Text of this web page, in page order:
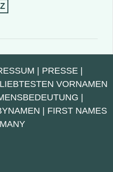
Z
PRESSE
VORNAMEN
FIRST NAMES